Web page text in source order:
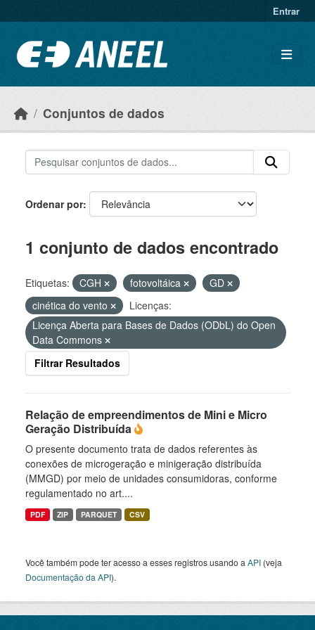
Entrar
Conjuntos de dados
Ordenar por
1 conjunto de dados encontrado
Etiquetas: CGH fotovoltáica
GD
cinética do vento
Licenças:
Licença Aberta para Bases de Dados (ODbL) do Open
Data Commons
Filtrar Resultados
Relação de empreendimentos de Mini e Micro
Geração Distribuída
O presente documento trata de dados referentes às
conexões de microgeração e minigeração distribuída
(MMGD) por meio de unidades consumidoras, conforme
regulamentado no art....
PDF ZIP PARQUET CSV
Você também pode ter acesso a esses registros usando a API (veja
Documentação da API).